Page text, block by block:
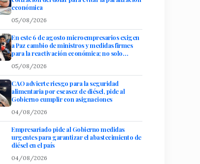
económica
05/08/2026
En este 6 de agosto microempresarios exigen
a Paz cambio de ministros y medidas firmes
para la reactivación económica; no solo
05/08/2026
CAO advierte riesgo para la seguridad
alimentaria por escasez de diésel, pide al
Gobierno cumplir con asignaciones
04/08/2026
Empresariado pide al Gobierno medidas
urgentes para garantizar el abastecimiento de
diésel en el país
04/08/2026